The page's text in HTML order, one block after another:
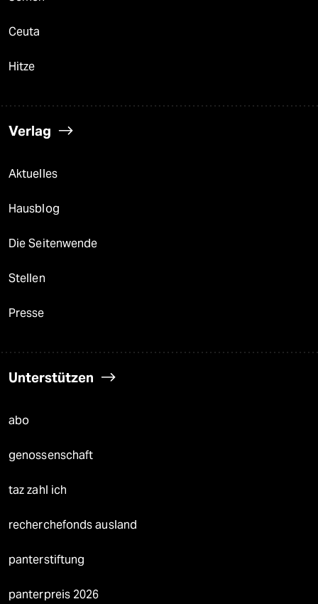
Ceuta
Hitze
Verlag
Aktuelles
Hausblog
Die Seitenwende
Stellen
Presse
Unterstützen
abo
genossenschaft
taz zahl ich
recherchefonds ausland
panterstiftung
panterpreis 2026